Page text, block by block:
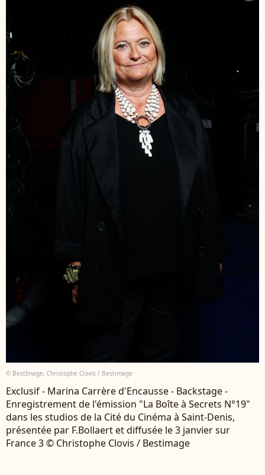
© BestImage, Christophe Clovis / Bestimage
Exclusif - Marina Carrère d'Encausse - Backstage -
Enregistrement de l'émission "La Boîte à Secrets N°19"
dans les studios de la Cité du Cinéma à Saint-Denis,
présentée par F.Bollaert et diffusée le 3 janvier sur
France 3 © Christophe Clovis / Bestimage